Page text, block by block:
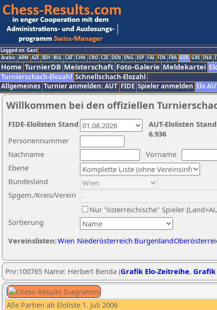
Logged on: Gast
Arabic ARM AZE BIH BUL CAT CHN CRO CZE DEN ENG ESP FAI FIN FRA GER GRE INA
Home TurnierDB Meisterschaft Foto-Galerie Meldekartei
Turnierschach-Elozahl Schnellschach-Elozahl
Allgemeines Turnier anmelden: AUT FIDE Spieler anmelden Elo
Willkommen bei den offiziellen
Nachname
Vorname
Ebene
Sortierung
Personennummer
Bundesland
Spgem./Kreis/Verein
Nur "österreichische" Spieler
Vereinslisten:Wien Niederösterreich Burgenland
AUT-Elolisten
6.936
FIDE-Elolisten Stand
Pnr:100765 Name: Herbert Benda (Grafik Elo-Zeitreihe, Grafik
Alle Partien ab Eloliste 1. Juli 2006